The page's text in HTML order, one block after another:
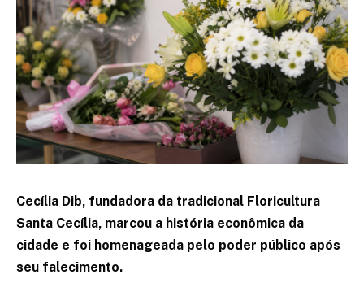
Cecília Dib, fundadora da tradicional Floricultura
Santa Cecília, marcou a história econômica da
cidade e foi homenageada pelo poder público após
seu falecimento.